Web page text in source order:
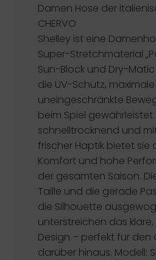
Damen Hose der
CHERVO
Shelley ist eine
Super-Stretchmaterial
Sun-Block und Dry-
die UV-Schutz,
uneingeschränkte
beim Spiel
schnelltrocknend und
frischer Haptik bietet
Komfort und hohe
der gesamten Saison.
Taille und die gerade
die Silhouette
unterstreichen das
Design – perfekt für
darüber hinaus. Modell: